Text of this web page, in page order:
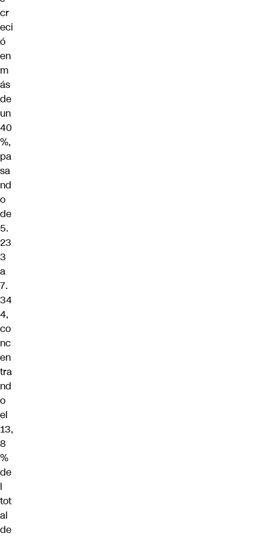
cr
eci
ó
en
m
ás
de
un
40
%,
pa
sa
nd
o
de
5.
23
3
a
7.
34
4,
co
nc
en
tra
nd
o
el
13,
8
%
de
l
tot
al
de